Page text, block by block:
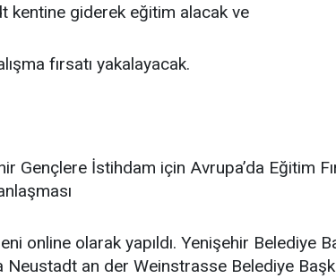
kentine giderek eğitim alacak ve
fırsatı yakalayacak.
Gençlere İstihdam için Avrupa’da Eğitim
online olarak yapıldı. Yenişehir Belediye
Neustadt an der Weinstrasse Belediye